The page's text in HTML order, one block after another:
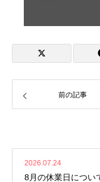
前の記事
2026.07.24
8月の休業日につい